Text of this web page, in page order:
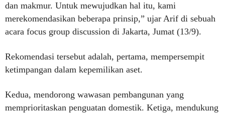
dan makmur. Untuk mewujudkan hal itu, kami
merekomendasikan beberapa prinsip,” ujar Arif di sebuah
acara focus group discussion di Jakarta, Jumat (13/9).
Rekomendasi tersebut adalah, pertama, mempersempit
ketimpangan dalam kepemilikan aset.
Kedua, mendorong wawasan pembangunan yang
memprioritaskan penguatan domestik. Ketiga, mendukung